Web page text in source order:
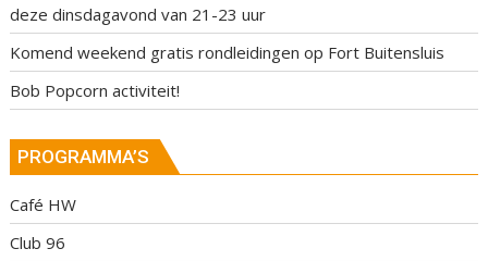
deze dinsdagavond van 21-23 uur
Komend weekend gratis rondleidingen op Fort Buitensluis
Bob Popcorn activiteit!
PROGRAMMA’S
Café HW
Club 96